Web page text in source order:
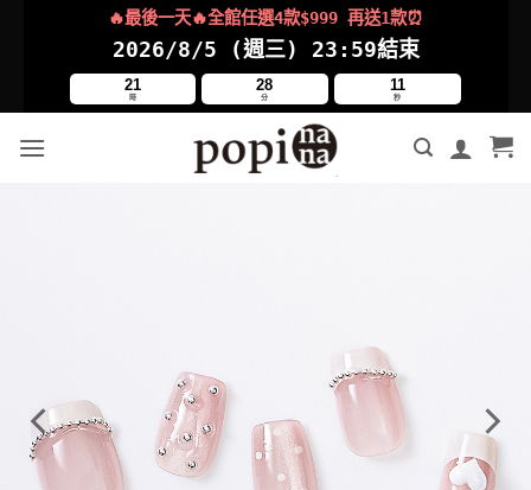
🔥最後一天🔥全館任選4款$999 再送1款⏰
2026/8/5 (週三) 23:59結束
21
時
28
分
9
秒